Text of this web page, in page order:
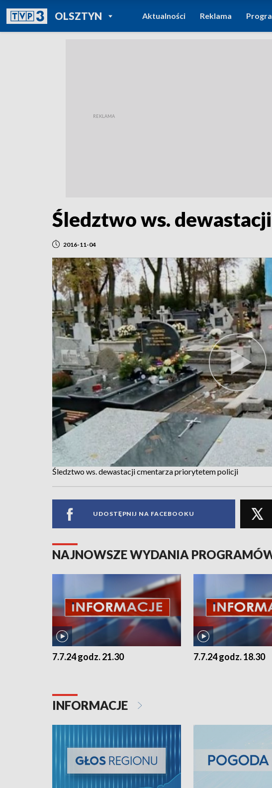
OLSZTYNPOWRÓT DO
TVP REGIONY
Aktualności Reklama
Śledztwo ws.
2016-11-04
Śledztwo ws. dewastacji cmentarza priorytetem policji
UDOSTĘPNIJ NA FACEBOOKU
NAJNOWSZE WYDANIA
7.7.24 godz. 21.30 7.7.24 godz. 18.30
INFORMACJE